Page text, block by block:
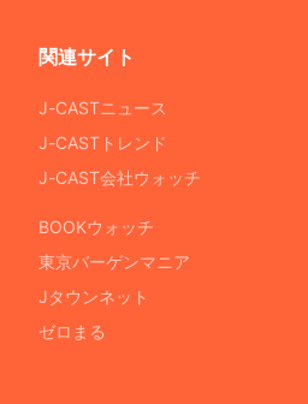
関連サイト
J-CASTニュース
J-CASTトレンド
J-CAST会社ウォッチ
BOOKウォッチ
東京バーゲンマニア
Jタウンネット
ゼロまる